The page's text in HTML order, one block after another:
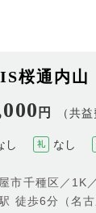
桜通内山
円 （共
し 礼 なし
市千種区／1K
徒歩6分（名古